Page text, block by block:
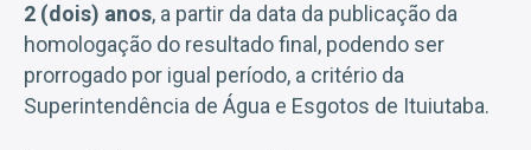
2 (dois) anos, a partir da data da publicação da
homologação do resultado final, podendo ser
prorrogado por igual período, a critério da
Superintendência de Água e Esgotos de Ituiutaba.